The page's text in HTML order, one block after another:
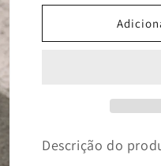
VESTIDO
COM
Descrição do